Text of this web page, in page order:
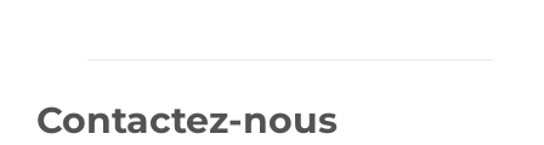
Contactez-nous